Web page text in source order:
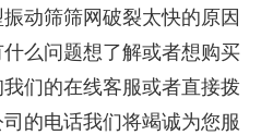
动筛筛网破裂太快的原因
么问题想了解或者想购买
们的在线客服或者直接拨
的电话我们将竭诚为您服